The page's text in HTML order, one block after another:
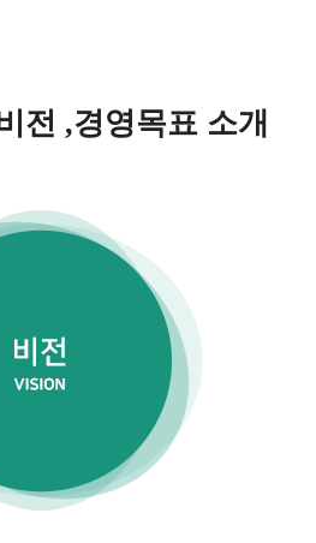
전 ,경영목표 소개